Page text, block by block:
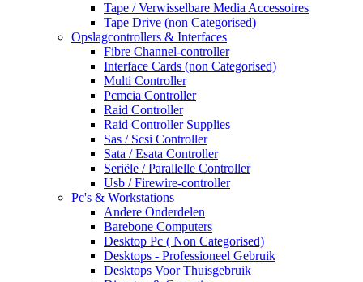
Tape / Verwisselbare Media Accessoires
Tape Drive (non Categorised)
Opslagcontrollers & Interfaces
Fibre Channel-controller
Interface Cards (non Categorised)
Multi Controller
Pcmcia Controller
Raid Controller
Raid Controller Supplies
Sas / Scsi Controller
Sata / Esata Controller
Seriële / Parallelle Controller
Usb / Firewire-controller
Pc's & Workstations
Andere Onderdelen
Barebone Computers
Desktop Pc ( Non Categorised)
Desktops - Professioneel Gebruik
Desktops Voor Thuisgebruik